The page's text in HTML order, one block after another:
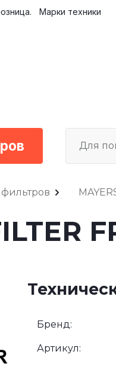
Марки техники
фильтров
Бренд:
Артикул: